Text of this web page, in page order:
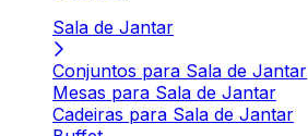
Sala de Jantar
Conjuntos para Sala de Jantar
Mesas para Sala de Jantar
Cadeiras para Sala de Jantar